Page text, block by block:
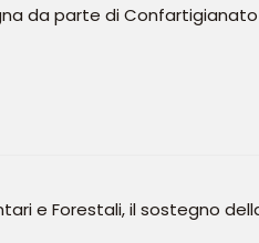
da parte di Confartigianato
e Forestali, il sostegno